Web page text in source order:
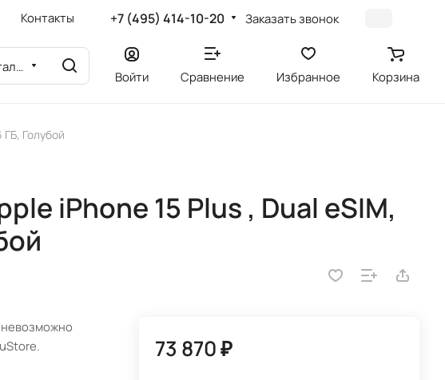
Контакты +7 (495) 414-10-20 Заказать звонок
Каталог
Войти Сравнение Избранное Корзина
Голубой
iPhone 15 Plus , Dual eSIM,
невозможно
73 870 ₽